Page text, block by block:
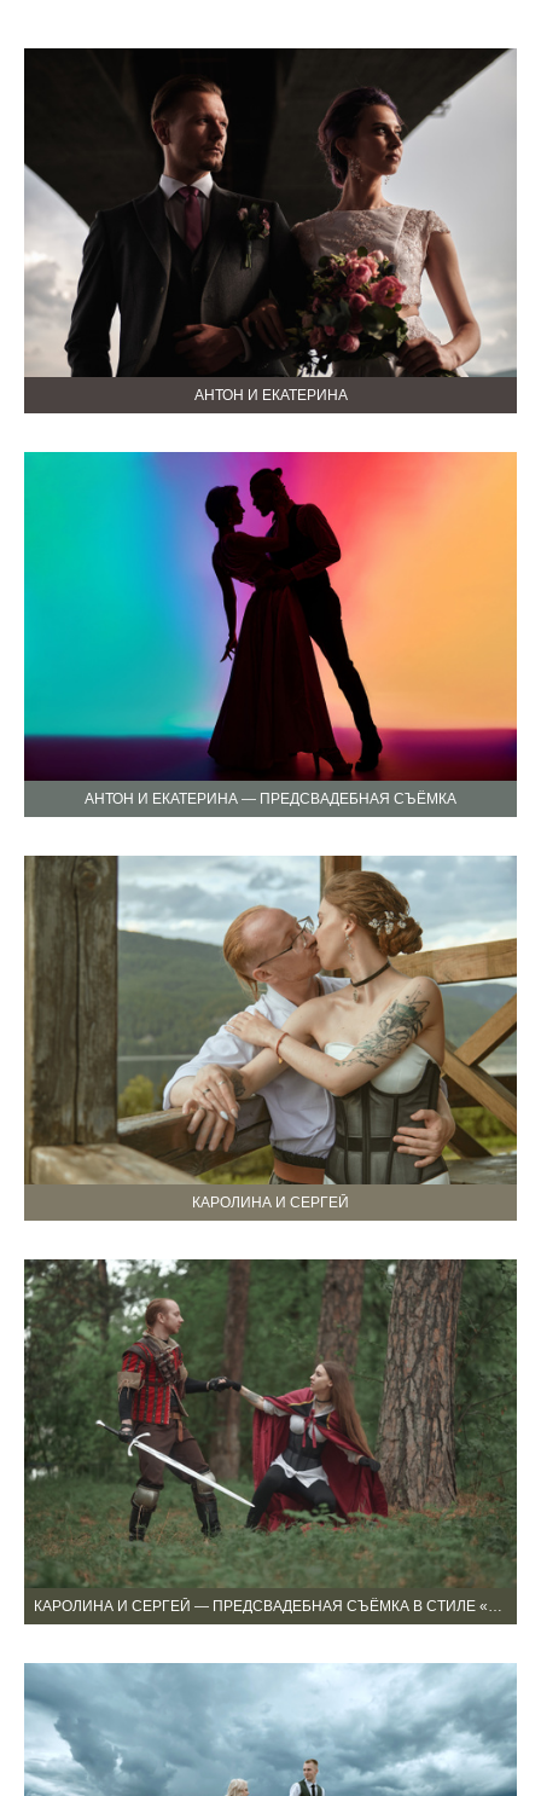
АНТОН И ЕКАТЕРИНА
АНТОН И ЕКАТЕРИНА — ПРЕДСВАДЕБНАЯ СЪЁМКА
КАРОЛИНА И СЕРГЕЙ
КАРОЛИНА И СЕРГЕЙ — ПРЕДСВАДЕБНАЯ СЪЁМКА В СТИЛЕ «ВЕДЬМАК»